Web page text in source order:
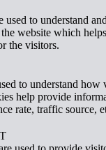
used to understand
website which
the visitors.
to understand how
help provide
rate, traffic source,